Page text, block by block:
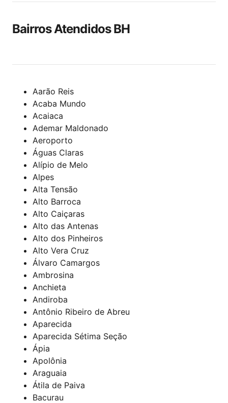
Bairros Atendidos BH
Aarão Reis
Acaba Mundo
Acaiaca
Ademar Maldonado
Aeroporto
Águas Claras
Alípio de Melo
Alpes
Alta Tensão
Alto Barroca
Alto Caiçaras
Alto das Antenas
Alto dos Pinheiros
Alto Vera Cruz
Álvaro Camargos
Ambrosina
Anchieta
Andiroba
Antônio Ribeiro de Abreu
Aparecida
Aparecida Sétima Seção
Ápia
Apolônia
Araguaia
Átila de Paiva
Bacurau